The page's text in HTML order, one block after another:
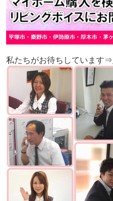
私たちがお待ちしています⇒